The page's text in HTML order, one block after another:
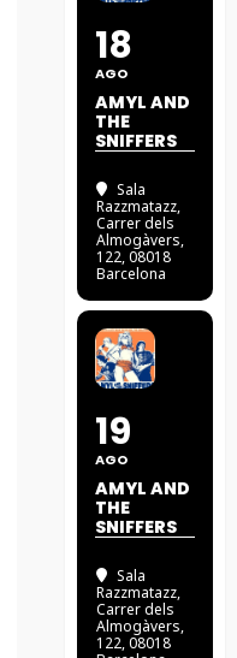
18
AGO
AMYL AND
THE
SNIFFERS
Sala
Razzmatazz,
Carrer dels
Almogàvers,
122, 08018
Barcelona
19
AGO
AMYL AND
THE
SNIFFERS
Sala
Razzmatazz,
Carrer dels
Almogàvers,
122, 08018